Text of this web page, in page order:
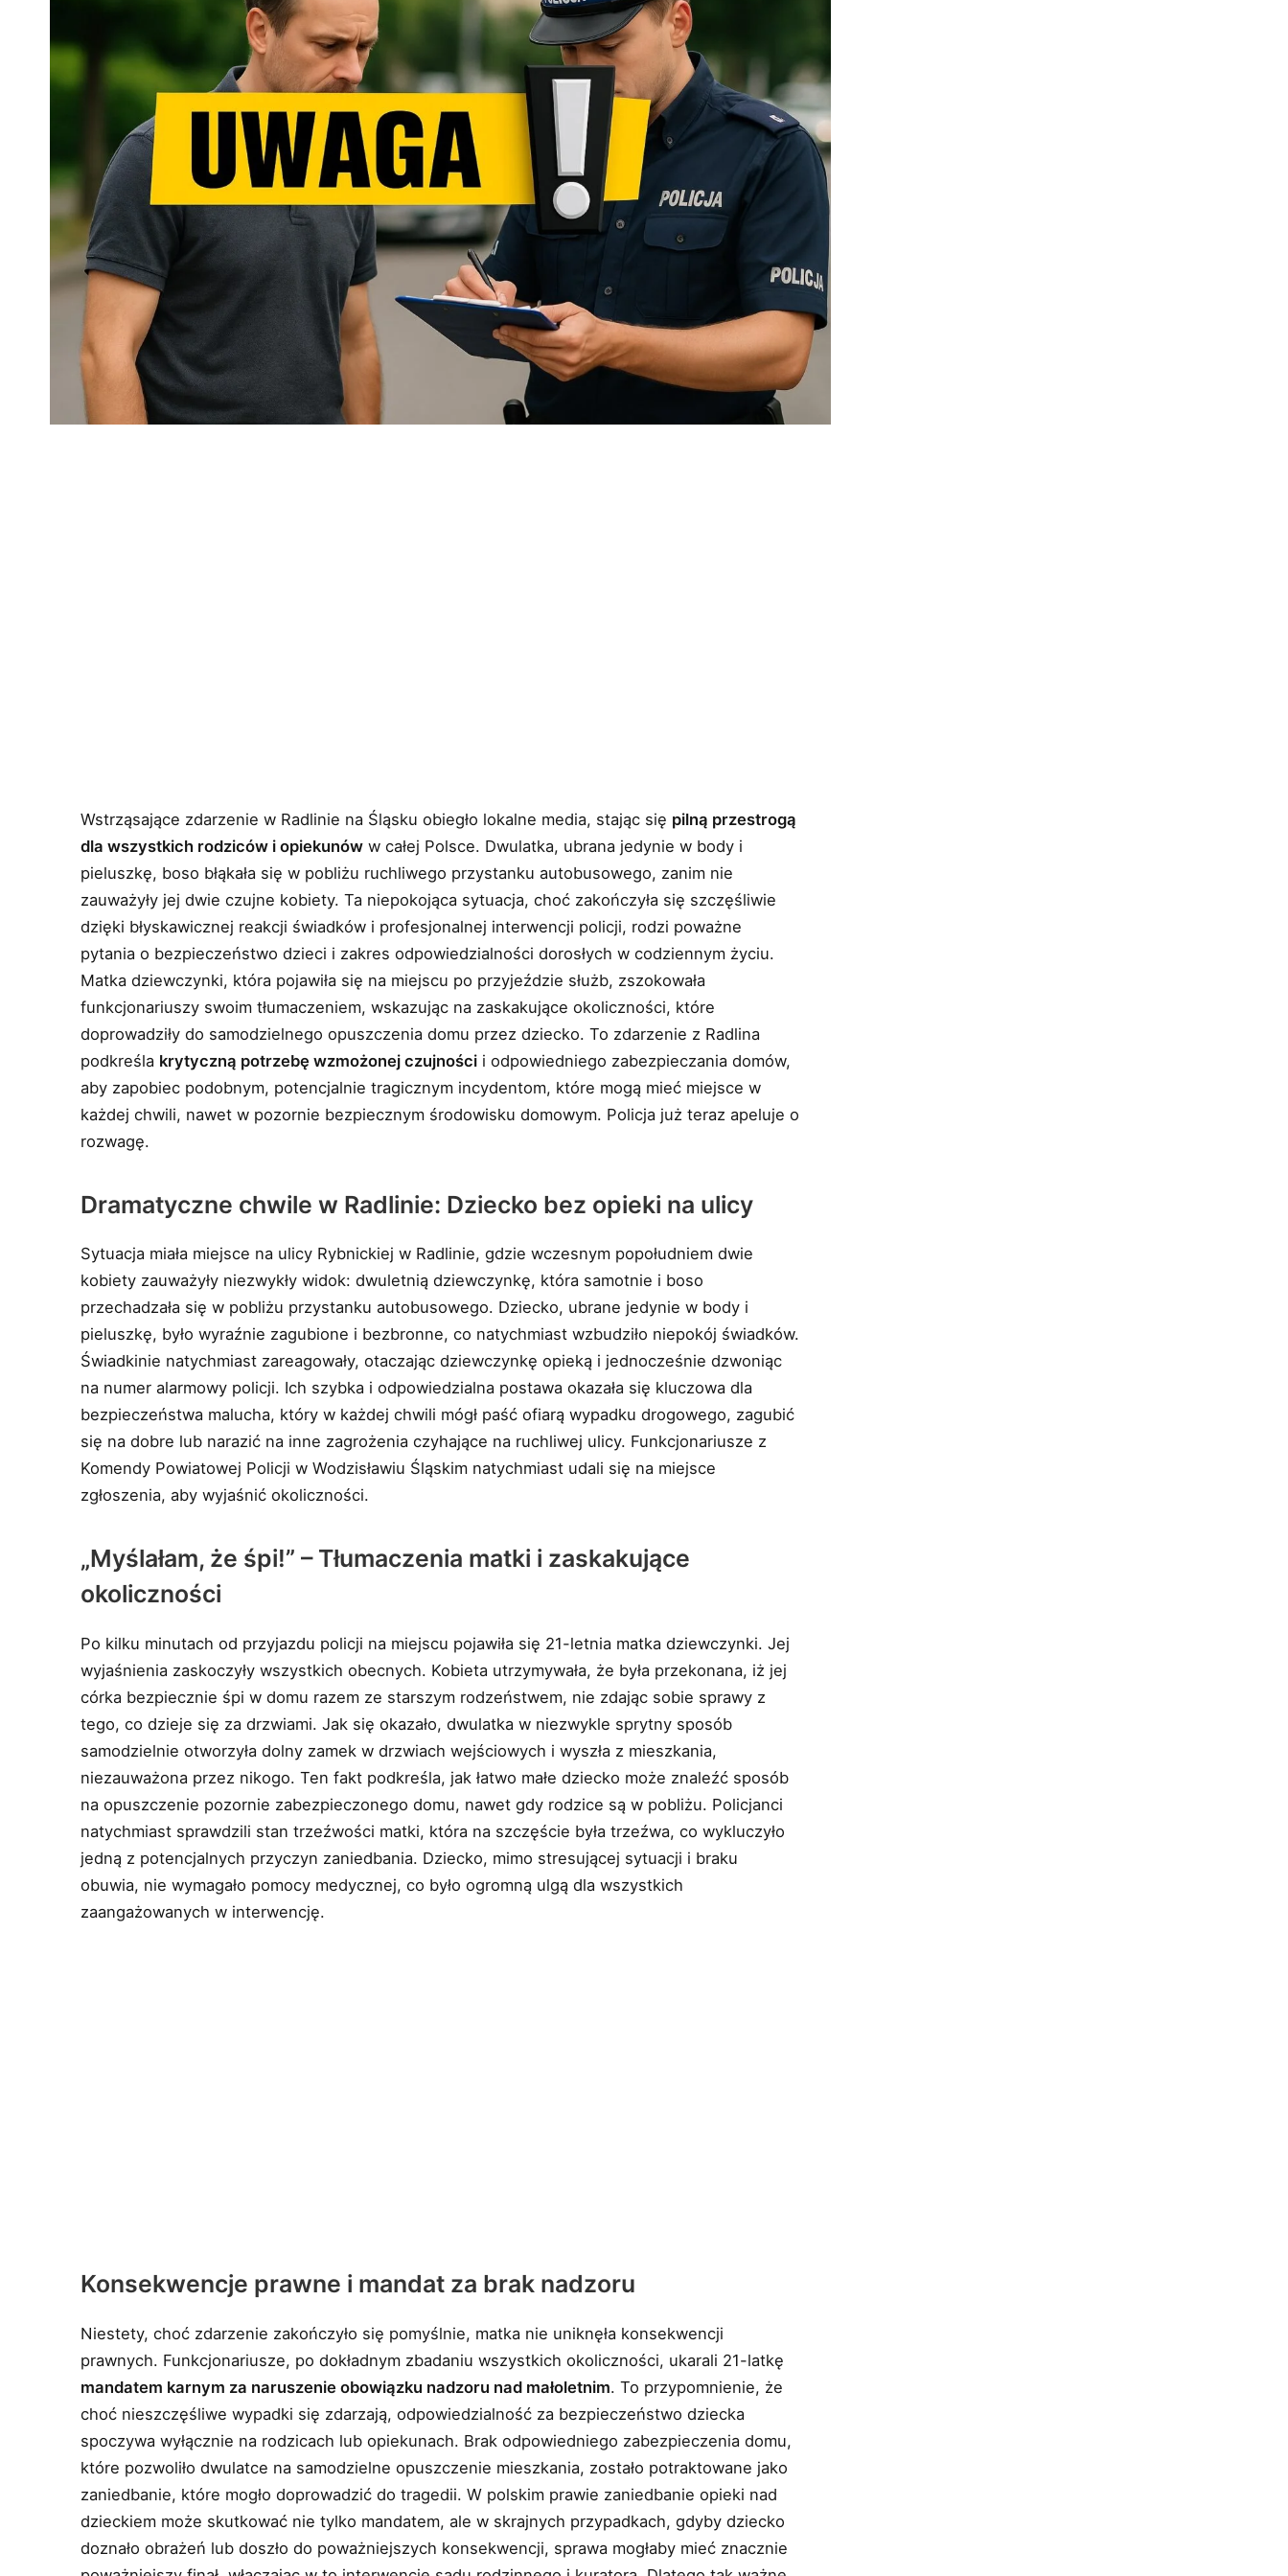
Wstrząsające zdarzenie w Radlinie na Śląsku obiegło lokalne media, stając się pilną przestrogą
dla wszystkich rodziców i opiekunów w całej Polsce. Dwulatka, ubrana jedynie w body i
pieluszkę, boso błąkała się w pobliżu ruchliwego przystanku autobusowego, zanim nie
zauważyły jej dwie czujne kobiety. Ta niepokojąca sytuacja, choć zakończyła się szczęśliwie
dzięki błyskawicznej reakcji świadków i profesjonalnej interwencji policji, rodzi poważne
pytania o bezpieczeństwo dzieci i zakres odpowiedzialności dorosłych w codziennym życiu.
Matka dziewczynki, która pojawiła się na miejscu po przyjeździe służb, zszokowała
funkcjonariuszy swoim tłumaczeniem, wskazując na zaskakujące okoliczności, które
doprowadziły do samodzielnego opuszczenia domu przez dziecko. To zdarzenie z Radlina
podkreśla krytyczną potrzebę wzmożonej czujności i odpowiedniego zabezpieczania domów,
aby zapobiec podobnym, potencjalnie tragicznym incydentom, które mogą mieć miejsce w
każdej chwili, nawet w pozornie bezpiecznym środowisku domowym. Policja już teraz apeluje o
rozwagę.
Dramatyczne chwile w Radlinie: Dziecko bez opieki na ulicy
Sytuacja miała miejsce na ulicy Rybnickiej w Radlinie, gdzie wczesnym popołudniem dwie
kobiety zauważyły niezwykły widok: dwuletnią dziewczynkę, która samotnie i boso
przechadzała się w pobliżu przystanku autobusowego. Dziecko, ubrane jedynie w body i
pieluszkę, było wyraźnie zagubione i bezbronne, co natychmiast wzbudziło niepokój świadków.
Świadkinie natychmiast zareagowały, otaczając dziewczynkę opieką i jednocześnie dzwoniąc
na numer alarmowy policji. Ich szybka i odpowiedzialna postawa okazała się kluczowa dla
bezpieczeństwa malucha, który w każdej chwili mógł paść ofiarą wypadku drogowego, zagubić
się na dobre lub narazić na inne zagrożenia czyhające na ruchliwej ulicy. Funkcjonariusze z
Komendy Powiatowej Policji w Wodzisławiu Śląskim natychmiast udali się na miejsce
zgłoszenia, aby wyjaśnić okoliczności.
„Myślałam, że śpi!” – Tłumaczenia matki i zaskakujące
okoliczności
Po kilku minutach od przyjazdu policji na miejscu pojawiła się 21-letnia matka dziewczynki. Jej
wyjaśnienia zaskoczyły wszystkich obecnych. Kobieta utrzymywała, że była przekonana, iż jej
córka bezpiecznie śpi w domu razem ze starszym rodzeństwem, nie zdając sobie sprawy z
tego, co dzieje się za drzwiami. Jak się okazało, dwulatka w niezwykle sprytny sposób
samodzielnie otworzyła dolny zamek w drzwiach wejściowych i wyszła z mieszkania,
niezauważona przez nikogo. Ten fakt podkreśla, jak łatwo małe dziecko może znaleźć sposób
na opuszczenie pozornie zabezpieczonego domu, nawet gdy rodzice są w pobliżu. Policjanci
natychmiast sprawdzili stan trzeźwości matki, która na szczęście była trzeźwa, co wykluczyło
jedną z potencjalnych przyczyn zaniedbania. Dziecko, mimo stresującej sytuacji i braku
obuwia, nie wymagało pomocy medycznej, co było ogromną ulgą dla wszystkich
zaangażowanych w interwencję.
Konsekwencje prawne i mandat za brak nadzoru
Niestety, choć zdarzenie zakończyło się pomyślnie, matka nie uniknęła konsekwencji
prawnych. Funkcjonariusze, po dokładnym zbadaniu wszystkich okoliczności, ukarali 21-latkę
mandatem karnym za naruszenie obowiązku nadzoru nad małoletnim. To przypomnienie, że
choć nieszczęśliwe wypadki się zdarzają, odpowiedzialność za bezpieczeństwo dziecka
spoczywa wyłącznie na rodzicach lub opiekunach. Brak odpowiedniego zabezpieczenia domu,
które pozwoliło dwulatce na samodzielne opuszczenie mieszkania, zostało potraktowane jako
zaniedbanie, które mogło doprowadzić do tragedii. W polskim prawie zaniedbanie opieki nad
dzieckiem może skutkować nie tylko mandatem, ale w skrajnych przypadkach, gdyby dziecko
doznało obrażeń lub doszło do poważniejszych konsekwencji, sprawa mogłaby mieć znacznie